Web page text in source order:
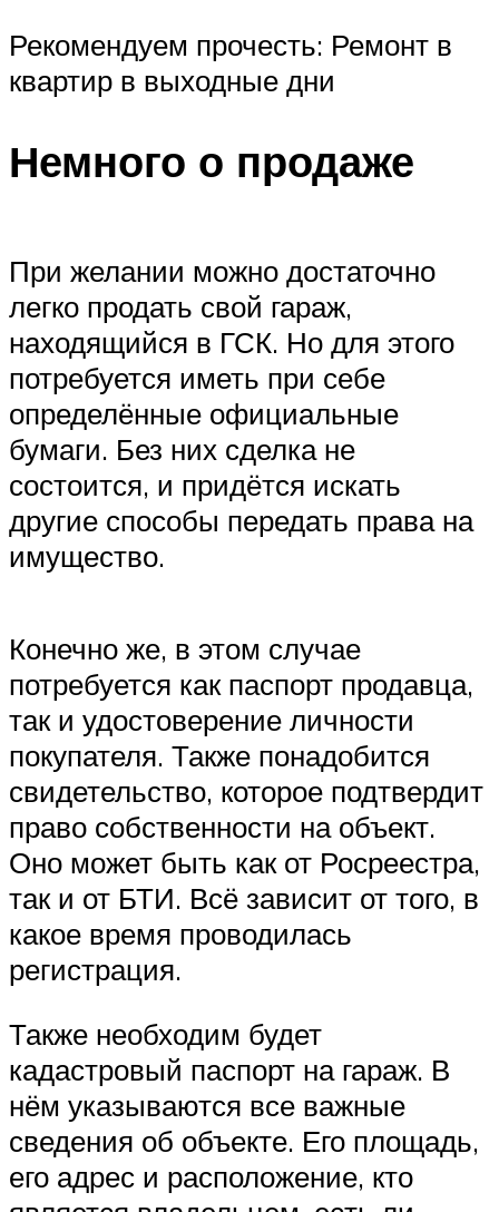
Рекомендуем прочесть: Ремонт в
квартир в выходные дни
Немного о продаже
При желании можно достаточно
легко продать свой гараж,
находящийся в ГСК. Но для этого
потребуется иметь при себе
определённые официальные
бумаги. Без них сделка не
состоится, и придётся искать
другие способы передать права на
имущество.
Конечно же, в этом случае
потребуется как паспорт продавца,
так и удостоверение личности
покупателя. Также понадобится
свидетельство, которое подтвердит
право собственности на объект.
Оно может быть как от Росреестра,
так и от БТИ. Всё зависит от того, в
какое время проводилась
регистрация.
Также необходим будет
кадастровый паспорт на гараж. В
нём указываются все важные
сведения об объекте. Его площадь,
его адрес и расположение, кто